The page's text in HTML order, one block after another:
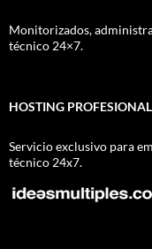
Monitorizados,
técnico 24×7.
HOSTING PROFESIONAL
Servicio exclusivo para
técnico 24x7.